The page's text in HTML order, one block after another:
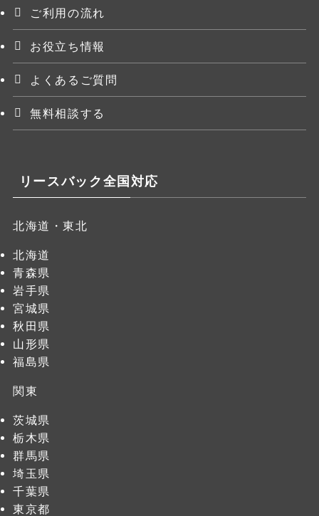
ご利用の流れ
お役立ち情報
よくあるご質問
無料相談する
リースバック全国対応
北海道・東北
北海道
青森県
岩手県
宮城県
秋田県
山形県
福島県
関東
茨城県
栃木県
群馬県
埼玉県
千葉県
東京都